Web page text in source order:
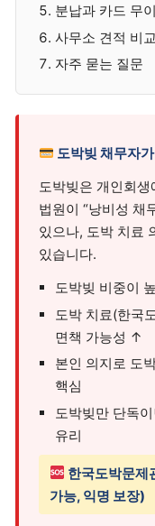
분납과 카드 무
사무소 견적 비
자주 묻는 질문
도박빚 채무자
도박빚은 개인회
법원이 “낭비성 채
있으나, 도박 치료
있습니다.
도박빚 비중이
도박 치료(한국
면책 가능성 ↑
본인 의지로 도
핵심
도박빚만 단독
유리
한국도박문제
가능, 익명 보장)